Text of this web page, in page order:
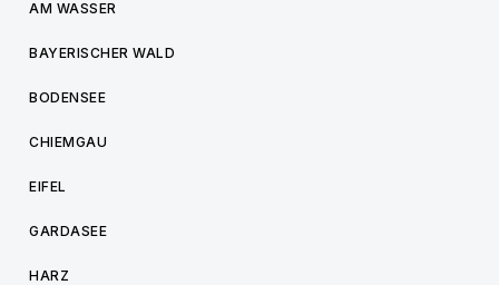
AM WASSER
BAYERISCHER WALD
BODENSEE
CHIEMGAU
EIFEL
GARDASEE
HARZ